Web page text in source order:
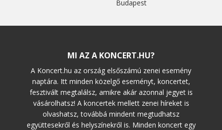
Budapest
MI AZ A KONCERT.HU?
A Koncert.hu az ország elsőszámú zenei esemény
naptára. Itt minden közelgő eseményt, koncertet,
fesztivált megtalálsz, amikre akár azonnal jegyet is
vásárolhatsz! A koncertek mellett zenei híreket is
olvashatsz, továbbá mindent megtudhatsz
együttesekről és helyszínekről is. Minden koncert egy